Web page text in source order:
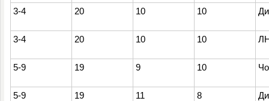
3-4 20 10 10
3-4 20 10 10
5-9 19 9 10
5-9 19 11 8